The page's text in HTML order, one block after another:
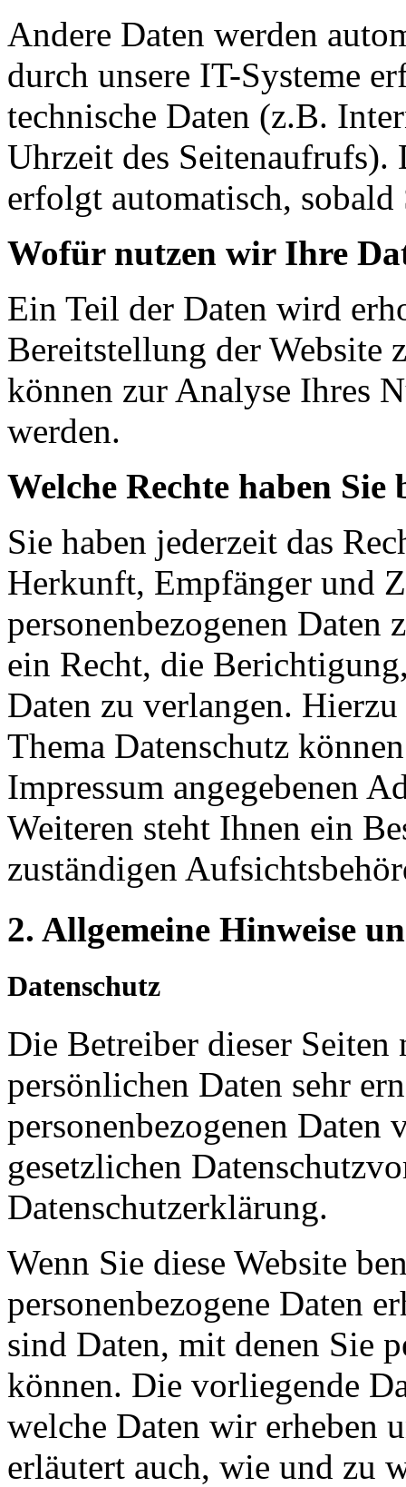
Andere Daten werden
durch unsere IT-Systeme
technische Daten (z.B.
Uhrzeit des Seitenaufrufs).
erfolgt automatisch, sobald
Wofür nutzen wir Ihre
Ein Teil der Daten wird
Bereitstellung der Website
können zur Analyse Ihres
werden.
Welche Rechte haben
Sie haben jederzeit das
Herkunft, Empfänger und
personenbezogenen Daten
ein Recht, die
Daten zu verlangen.
Thema Datenschutz
Impressum angegebenen
Weiteren steht Ihnen ein
zuständigen
2. Allgemeine Hinweise
Datenschutz
Die Betreiber dieser Seiten
persönlichen Daten sehr
personenbezogenen Daten
gesetzlichen
Datenschutzerklärung.
Wenn Sie diese Website
personenbezogene Daten
sind Daten, mit denen Sie
können. Die vorliegende
welche Daten wir erheben
erläutert auch, wie und zu